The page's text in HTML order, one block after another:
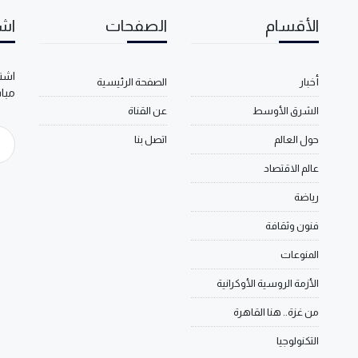
الأقسام
أخبار
الشرق الأوسط
حول العالم
عالم الاقتصاد
رياضة
فنون وثقافة
المنوعات
الأزمة الروسية الأوكرانية
من غزة.. هنا القاهرة
التكنولوجيا
الصفحات
الصفحة الرئيسية
عن القناة
اتصل بنا